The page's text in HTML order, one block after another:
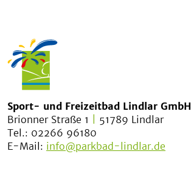
Sport- und Freizeitbad Lindlar GmbH
Brionner Straße 1
51789 Lindlar
Tel.: 02266 96180
E-Mail: info@parkbad-lindlar.de